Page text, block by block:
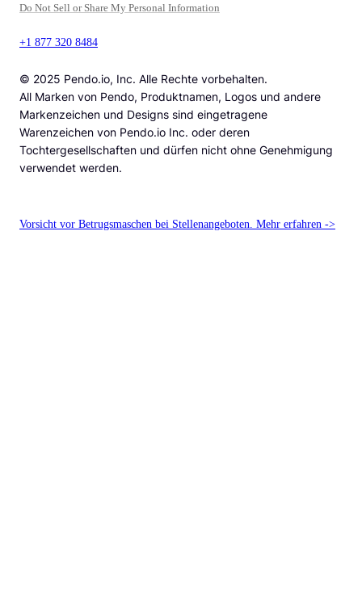
Do Not Sell or Share My Personal Information
+1 877 320 8484
© 2025 Pendo.io, Inc. Alle Rechte vorbehalten.
All Marken von Pendo, Produktnamen, Logos und andere
Markenzeichen und Designs sind eingetragene
Warenzeichen von Pendo.io Inc. oder deren
Tochtergesellschaften und dürfen nicht ohne Genehmigung
verwendet werden.
Vorsicht vor Betrugsmaschen bei Stellenangeboten. Mehr erfahren ->